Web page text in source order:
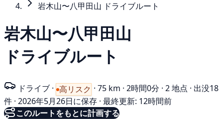
岩木山〜八甲田山 ドライブルート
岩木山〜八甲田山
ドライブルート
ドライブ · 高リスク · 75 km · 2時間0分 · 2 地点 · 出没18
件 · 2026年5月26日に保存 · 最終更新: 12時間前
このルートをもとに計画する